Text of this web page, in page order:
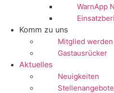
WarnApp
Komm zu uns
Mitglied werden
Gastausrücker
Aktuelles
Neuigkeiten